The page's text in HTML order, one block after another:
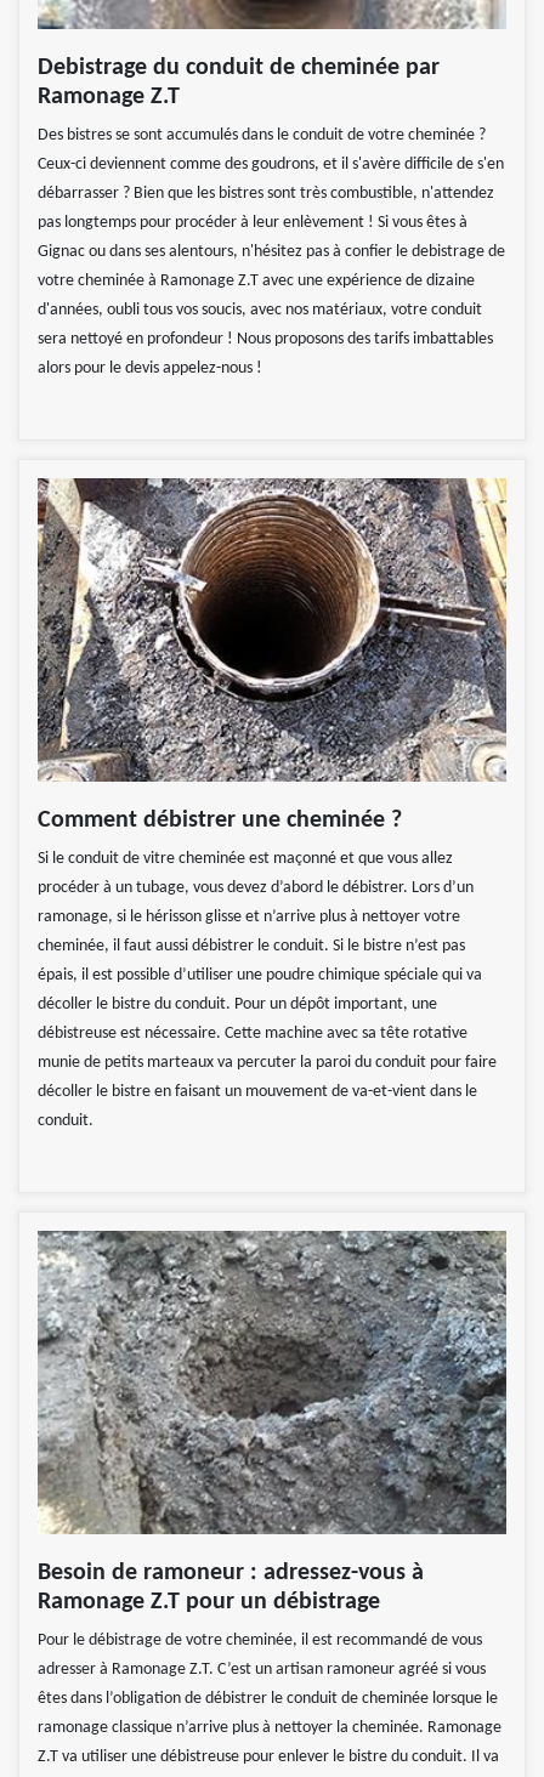
Debistrage du conduit de cheminée par
Ramonage Z.T
Des bistres se sont accumulés dans le conduit de votre cheminée ?
Ceux-ci deviennent comme des goudrons, et il s'avère difficile de s'en
débarrasser ? Bien que les bistres sont très combustible, n'attendez
pas longtemps pour procéder à leur enlèvement ! Si vous êtes à
Gignac ou dans ses alentours, n'hésitez pas à confier le debistrage de
votre cheminée à Ramonage Z.T avec une expérience de dizaine
d'années, oubli tous vos soucis, avec nos matériaux, votre conduit
sera nettoyé en profondeur ! Nous proposons des tarifs imbattables
alors pour le devis appelez-nous !
Comment débistrer une cheminée ?
Si le conduit de vitre cheminée est maçonné et que vous allez
procéder à un tubage, vous devez d’abord le débistrer. Lors d’un
ramonage, si le hérisson glisse et n’arrive plus à nettoyer votre
cheminée, il faut aussi débistrer le conduit. Si le bistre n’est pas
épais, il est possible d’utiliser une poudre chimique spéciale qui va
décoller le bistre du conduit. Pour un dépôt important, une
débistreuse est nécessaire. Cette machine avec sa tête rotative
munie de petits marteaux va percuter la paroi du conduit pour faire
décoller le bistre en faisant un mouvement de va-et-vient dans le
conduit.
Besoin de ramoneur : adressez-vous à
Ramonage Z.T pour un débistrage
Pour le débistrage de votre cheminée, il est recommandé de vous
adresser à Ramonage Z.T. C’est un artisan ramoneur agréé si vous
êtes dans l’obligation de débistrer le conduit de cheminée lorsque le
ramonage classique n’arrive plus à nettoyer la cheminée. Ramonage
Z.T va utiliser une débistreuse pour enlever le bistre du conduit. Il va